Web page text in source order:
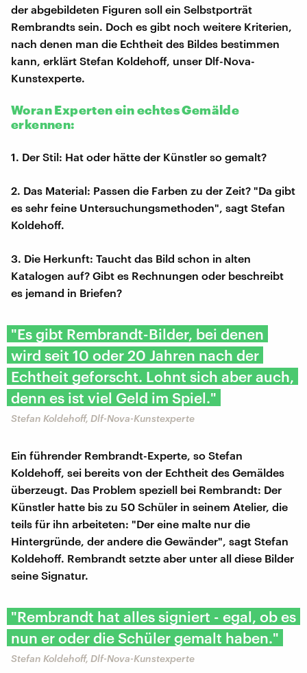
der abgebildeten Figuren soll ein Selbstporträt
Rembrandts sein. Doch es gibt noch weitere Kriterien,
nach denen man die Echtheit des Bildes bestimmen
kann, erklärt Stefan Koldehoff, unser Dlf-Nova-
Kunstexperte.
Woran Experten ein echtes Gemälde
erkennen:
1. Der Stil: Hat oder hätte der Künstler so gemalt?
2. Das Material: Passen die Farben zu der Zeit? "Da gibt
es sehr feine Untersuchungsmethoden", sagt Stefan
Koldehoff.
3. Die Herkunft: Taucht das Bild schon in alten
Katalogen auf? Gibt es Rechnungen oder beschreibt
es jemand in Briefen?
"Es gibt Rembrandt-Bilder, bei denen
wird seit 10 oder 20 Jahren nach der
Echtheit geforscht. Lohnt sich aber auch,
denn es ist viel Geld im Spiel."
Stefan Koldehoff, Dlf-Nova-Kunstexperte
Ein führender Rembrandt-Experte, so Stefan
Koldehoff, sei bereits von der Echtheit des Gemäldes
überzeugt. Das Problem speziell bei Rembrandt: Der
Künstler hatte bis zu 50 Schüler in seinem Atelier, die
teils für ihn arbeiteten: "Der eine malte nur die
Hintergründe, der andere die Gewänder", sagt Stefan
Koldehoff. Rembrandt setzte aber unter all diese Bilder
seine Signatur.
"Rembrandt hat alles signiert - egal, ob es
nun er oder die Schüler gemalt haben."
Stefan Koldehoff, Dlf-Nova-Kunstexperte